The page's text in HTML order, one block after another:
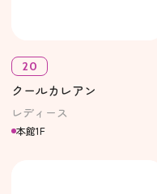
20
クールカレアン
レディース
本館1F